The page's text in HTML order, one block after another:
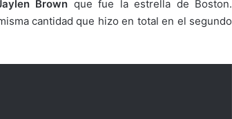
Brown que fue la estrella de Boston.
cantidad que hizo en total en el segundo